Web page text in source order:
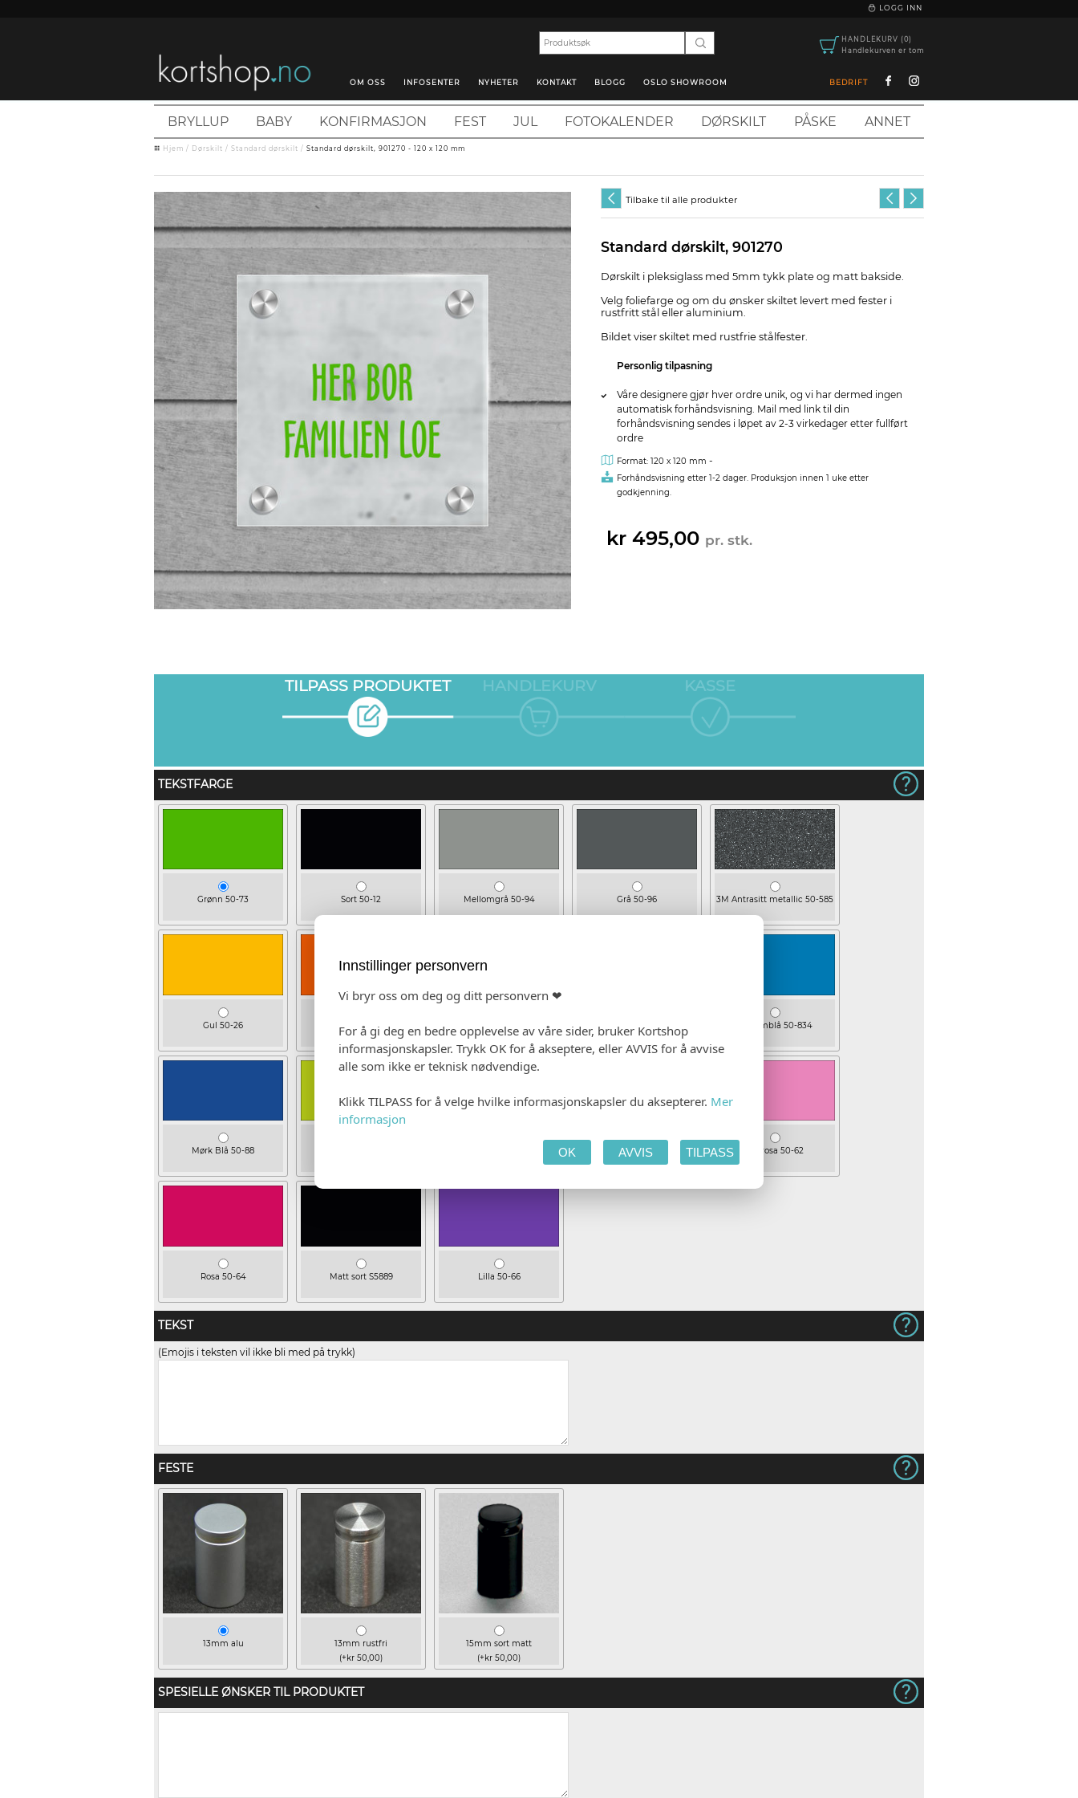
LOGG INN
HANDLEKURV (0)
Handlekurven er tom
OM OSS INFOSENTER NYHETER KONTAKT BLOGG OSLO SHOWROOM BEDRIFT
BRYLLUP BABY KONFIRMASJON FEST JUL FOTOKALENDER DØRSKILT PÅSKE ANNET
Hjem / Dørskilt / Standard dørskilt / Standard dørskilt, 901270 - 120 x 120 mm
Tilbake til alle produkter
Standard dørskilt, 901270
Dørskilt i pleksiglass med 5mm tykk plate og matt bakside.
Velg foliefarge og om du ønsker skiltet levert med fester i
rustfritt stål eller aluminium.
Bildet viser skiltet med rustfrie stålfester.
Personlig tilpasning
Våre designere gjør hver ordre unik, og vi har dermed ingen
automatisk forhåndsvisning. Mail med link til din
forhåndsvisning sendes i løpet av 2-3 virkedager etter fullført
ordre
Format: 120 x 120 mm -
Forhåndsvisning etter 1-2 dager. Produksjon innen 1 uke etter
godkjenning.
kr 495,00 pr. stk.
TILPASS PRODUKTET HANDLEKURV KASSE
TEKSTFARGE
Grønn 50-73 Sort 50-12 Mellomgrå 50-94 Grå 50-96 3M Antrasitt metallic 50-585
Gul 50-26 Orange 50-34 Rød 50-48 Blå 50-82 Mellomblå 50-834
Mørk Blå 50-88 Turkis 50-79 Lys rosa 50-62
Rosa 50-64 Matt sort S5889 Lilla 50-66
TEKST
(Emojis i teksten vil ikke bli med på trykk)
FESTE
13mm alu
13mm rustfri
(+kr 50,00)
15mm sort matt
(+kr 50,00)
SPESIELLE ØNSKER TIL PRODUKTET
Innstillinger personvern
Vi bryr oss om deg og ditt personvern ❤
For å gi deg en bedre opplevelse av våre sider, bruker Kortshop
informasjonskapsler. Trykk OK for å akseptere, eller AVVIS for å avvise
alle som ikke er teknisk nødvendige.
Klikk TILPASS for å velge hvilke informasjonskapsler du aksepterer. Mer
informasjon
OK AVVIS TILPASS